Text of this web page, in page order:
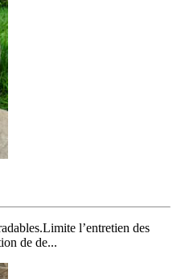
l’entretien des
de de...